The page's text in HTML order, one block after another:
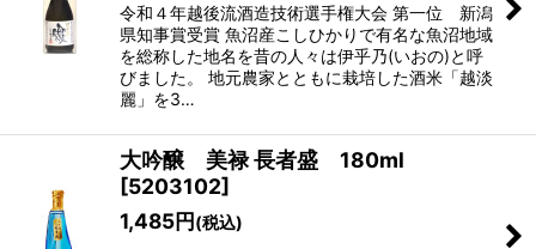
令和４年越後流酒造技術選手権大会 第一位 新潟
県知事賞受賞 魚沼産こしひかりで有名な魚沼地域
を総称した地名を昔の人々は伊乎乃(いおの)と呼
びました。 地元農家とともに栽培した酒米「越淡
麗」を3…
大吟醸 美禄 長者盛 180ml
[5203102]
1,485円(税込)